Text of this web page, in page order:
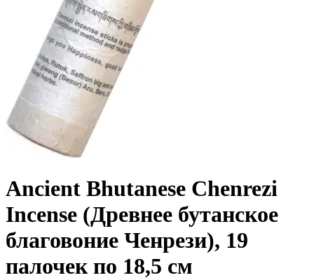
Ancient Bhutanese Chenrezi
Incense (Древнее бутанское
благовоние Ченрези), 19
палочек по 18,5 см